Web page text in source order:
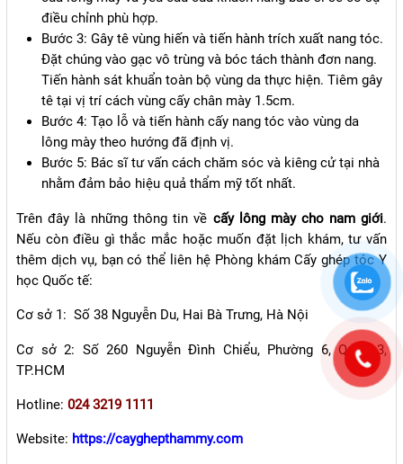
điều chỉnh phù hợp.
Bước 3: Gây tê vùng hiến và tiến hành trích xuất nang tóc.
Đặt chúng vào gạc vô trùng và bóc tách thành đơn nang.
Tiến hành sát khuẩn toàn bộ vùng da thực hiện. Tiêm gây
tê tại vị trí cách vùng cấy chân mày 1.5cm.
Bước 4: Tạo lỗ và tiến hành cấy nang tóc vào vùng da
lông mày theo hướng đã định vị.
Bước 5: Bác sĩ tư vấn cách chăm sóc và kiêng cử tại nhà
nhằm đảm bảo hiệu quả thẩm mỹ tốt nhất.
Trên đây là những thông tin về cấy lông mày cho nam giới.
Nếu còn điều gì thắc mắc hoặc muốn đặt lịch khám, tư vấn
thêm dịch vụ, bạn có thể liên hệ Phòng khám Cấy ghép tóc Y
học Quốc tế:
Cơ sở 1: Số 38 Nguyễn Du, Hai Bà Trưng, Hà Nội
Cơ sở 2: Số 260 Nguyễn Đình Chiểu, Phường 6, Quận 3,
TP.HCM
Hotline: 024 3219 1111
Website: https://cayghepthammy.com